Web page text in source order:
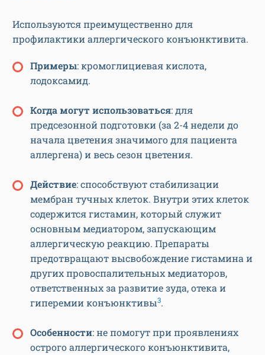
Используются преимущественно для
профилактики аллергического конъюнктивита.
Примеры: кромоглициевая кислота,
лодоксамид.
Когда могут использоваться: для
предсезонной подготовки (за 2-4 недели до
начала цветения значимого для пациента
аллергена) и весь сезон цветения.
Действие: способствуют стабилизации
мембран тучных клеток. Внутри этих клеток
содержится гистамин, который служит
основным медиатором, запускающим
аллергическую реакцию. Препараты
предотвращают высвобождение гистамина и
других провоспалительных медиаторов,
ответственных за развитие зуда, отека и
гиперемии конъюнктивы3.
Особенности: не помогут при проявлениях
острого аллергического конъюнктивита,